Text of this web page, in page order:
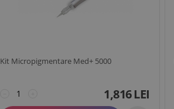
Kit Micropigmentare Med+ 5000
1,816LEI